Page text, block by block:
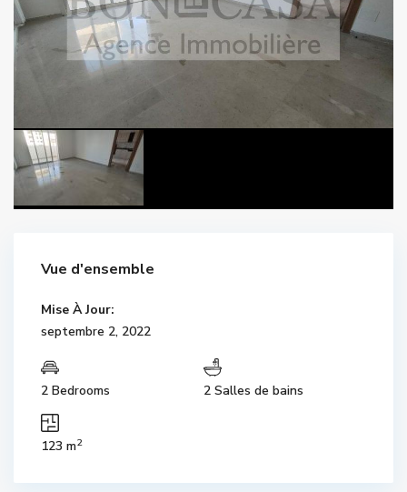
Vue d'ensemble
Mise À Jour:
septembre 2, 2022
2 Bedrooms 2 Salles de bains
123 m2